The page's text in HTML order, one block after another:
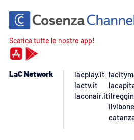
Scarica tutte le nostre app!
LaC Network
lacplay.it
lactv.it
laconair.it